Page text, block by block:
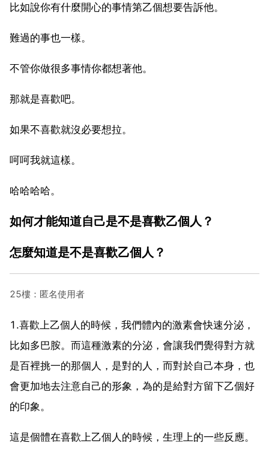
比如說你有什麼開心的事情第乙個想要告訴他。
難過的事也一樣。
不管你做很多事情你都想著他。
那就是喜歡吧。
如果不喜歡就沒必要想拉。
呵呵我就這樣。
哈哈哈哈。
如何才能知道自己是不是喜歡乙個人？
怎麼知道是不是喜歡乙個人？
25樓：匿名使用者
1.喜歡上乙個人的時候，我們體內的激素會快速分泌，
比如多巴胺。而這種激素的分泌，會讓我們覺得對方就
是百裡挑一的那個人，是對的人，而對於自己本身，也
會更加地去注意自己的形象，為的是給對方留下乙個好
的印象。
這是個體在喜歡上乙個人的時候，生理上的一些反應。